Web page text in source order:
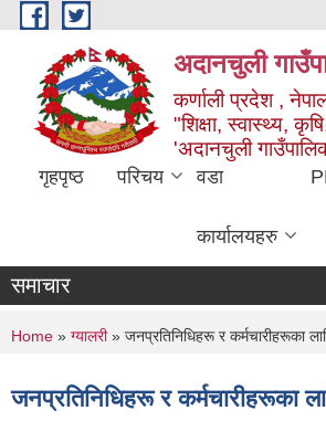
Skip to main content
अदानचुली
कर्णाली प्रदेश ,
"शिक्षा, स्वास्थ्य,
'अदानचुली
गृहपृष्ठ परिचय वडा
कार्यालयहरु
समाचार
You are here
Home » ग्यालरी» जनप्रतिनिधिहरू र कर्मचारीहरूका
जनप्रतिनिधिहरू र कर्मचारीहरूका